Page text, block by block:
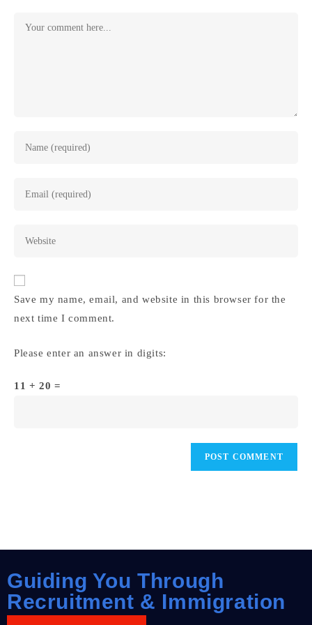
Save my name, email, and website in this browser for the
next time I comment.
Please enter an answer in digits:
11 + 20 =
Guiding You Through
Recruitment & Immigration